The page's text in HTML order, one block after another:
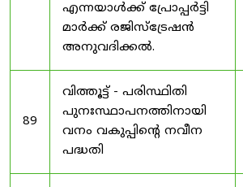
എന്നയാൾക്ക് പ്രോപ്പർട്ടി
മാർക്ക് രജിസ്ട്രേഷൻ
അനുവദിക്കൽ.
89
വിത്തൂട്ട് - പരിസ്ഥിതി
പുനഃസ്ഥാപനത്തിനായി
വനം വകുപ്പിന്റെ നവീന
പദ്ധതി